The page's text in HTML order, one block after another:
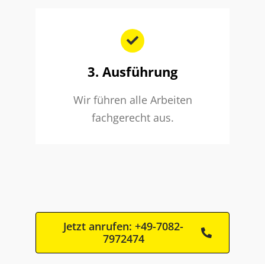
3. Ausführung
Wir führen alle Arbeiten
fachgerecht aus.
Jetzt anrufen: +49-7082-
7972474